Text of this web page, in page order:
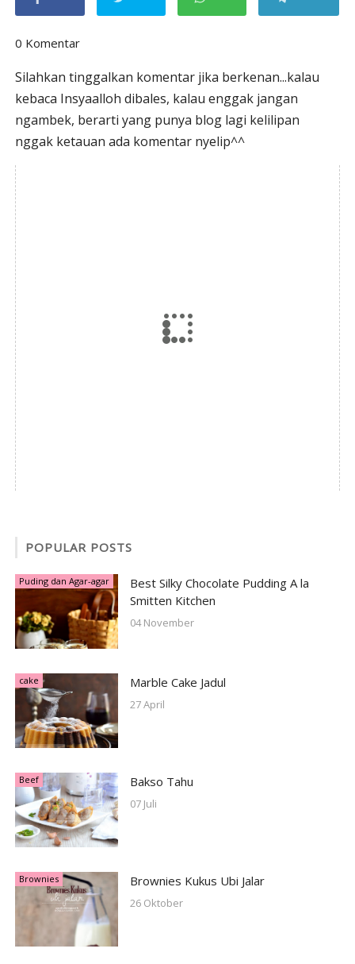
0 Komentar
Silahkan tinggalkan komentar jika berkenan...kalau
kebaca Insyaalloh dibales, kalau enggak jangan
ngambek, berarti yang punya blog lagi kelilipan
nggak ketauan ada komentar nyelip^^
POPULAR POSTS
Puding dan Agar-agar
Best Silky Chocolate Pudding A la
Smitten Kitchen
04 November
cake Marble Cake Jadul
27 April
Beef Bakso Tahu
07 Juli
Brownies Brownies Kukus Ubi Jalar
26 Oktober